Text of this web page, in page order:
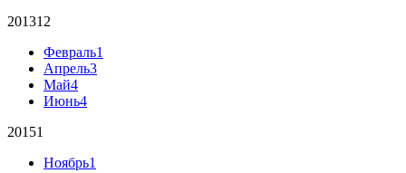
201312
Февраль1
Апрель3
Май4
Июнь4
20151
Ноябрь1